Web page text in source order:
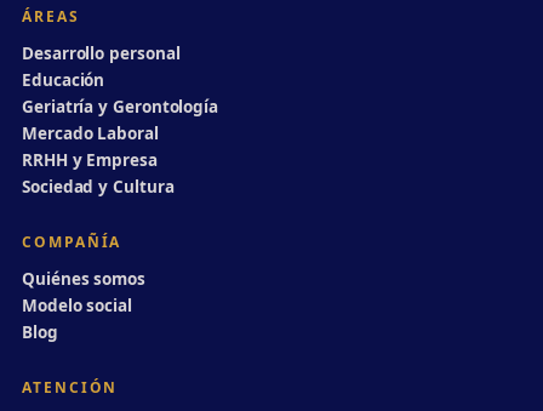
ÁREAS
Desarrollo personal
Educación
Geriatría y Gerontología
Mercado Laboral
RRHH y Empresa
Sociedad y Cultura
COMPAÑÍA
Quiénes somos
Modelo social
Blog
ATENCIÓN